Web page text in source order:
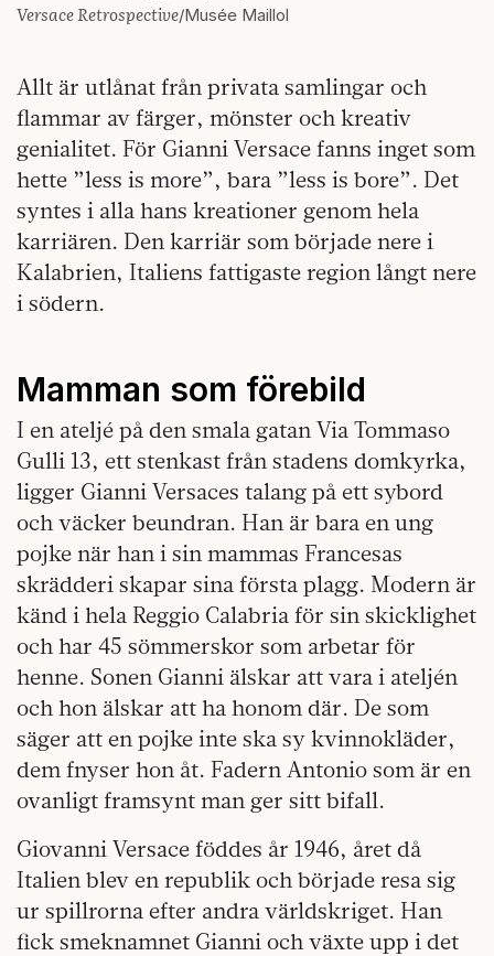
Versace Retrospective/Musée Maillol
Allt är utlånat från privata samlingar och
flammar av färger, mönster och kreativ
genialitet. För Gianni Versace fanns inget som
hette ”less is more”, bara ”less is bore”. Det
syntes i alla hans kreationer genom hela
karriären. Den karriär som började nere i
Kalabrien, Italiens fattigaste region långt nere
i södern.
Mamman som förebild
I en ateljé på den smala gatan Via Tommaso
Gulli 13, ett stenkast från stadens domkyrka,
ligger Gianni Versaces talang på ett sybord
och väcker beundran. Han är bara en ung
pojke när han i sin mammas Francesas
skrädderi skapar sina första plagg. Modern är
känd i hela Reggio Calabria för sin skicklighet
och har 45 sömmerskor som arbetar för
henne. Sonen Gianni älskar att vara i ateljén
och hon älskar att ha honom där. De som
säger att en pojke inte ska sy kvinnokläder,
dem fnyser hon åt. Fadern Antonio som är en
ovanligt framsynt man ger sitt bifall.
Giovanni Versace föddes år 1946, året då
Italien blev en republik och började resa sig
ur spillrorna efter andra världskriget. Han
fick smeknamnet Gianni och växte upp i det